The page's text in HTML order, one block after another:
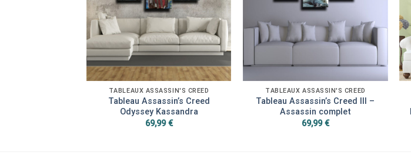
TABLEAUX ASSASSIN'S CREED
Tableau Assassin’s Creed
Odyssey Kassandra
69,99€
TABLEAUX ASSASSIN'S CREED
Tableau Assassin’s Creed III –
Assassin complet
69,99€